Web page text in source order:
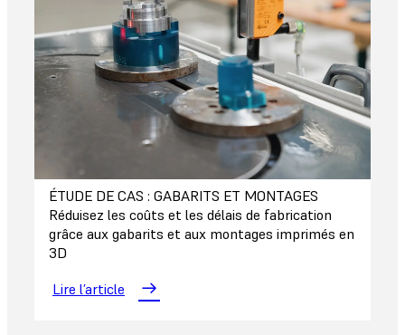
ÉTUDE DE CAS : GABARITS ET MONTAGES
Réduisez les coûts et les délais de fabrication
grâce aux gabarits et aux montages imprimés en
3D
Lire l’article